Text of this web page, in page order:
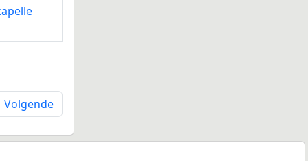
Volgende